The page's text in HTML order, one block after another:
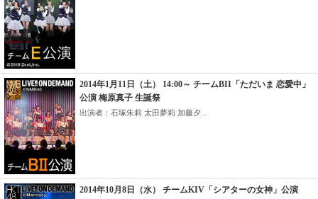
2014年1月11日（土） 14:00～ チームBII「ただいま 恋愛中」
公演 梅原真子 生誕祭
出演者：石塚朱莉 太田夢莉 加藤夕...
2014年10月8日（水） チームKIV「シアターの女神」公演